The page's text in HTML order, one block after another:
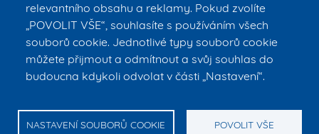
relevantního obsahu a reklamy. Pokud zvolíte
„POVOLIT VŠE“, souhlasíte s používáním všech
souborů cookie. Jednotlivé typy souborů cookie
můžete přijmout a odmítnout a svůj souhlas do
budoucna kdykoli odvolat v části „Nastavení“.
NASTAVENÍ SOUBORŮ COOKIE POVOLIT VŠE
Webinář budete moci sledovat v živém přenosu naYouTube.
Program DOPRAVA 2030 - vyhlášení 4 veřejné soutěže
© ČVUT v Praze – FBMI
795, tel. sekretariát děkana: +420 224 358 419
nám. Sítná 3105, 272 01 Kladno, Česká republika